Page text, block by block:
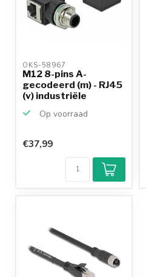
OKS-58967
M12 8-pins A-
gecodeerd (m) - RJ45
(v) industriële
Op voorraad
€37,99